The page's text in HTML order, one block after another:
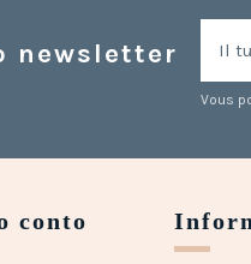
newsletter
Vous
conto